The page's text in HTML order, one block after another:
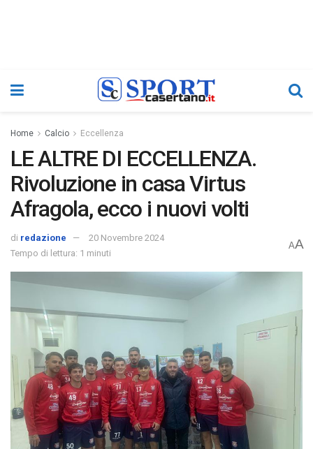
Home Calcio Eccellenza
LE ALTRE DI ECCELLENZA.
Rivoluzione in casa Virtus
Afragola, ecco i nuovi volti
di redazione
20 Novembre 2024
Tempo di lettura: 1 minuti
AA